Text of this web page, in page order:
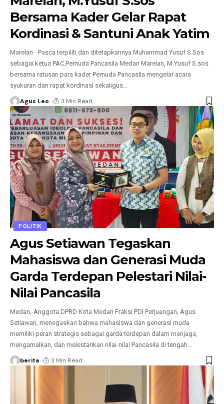
Bersama Kader Gelar Rapat
Kordinasi & Santuni Anak Yatim
Marelan - Pasca terpilih dan ditetapkannya Muhammad Yusuf S.Sos
sebagai ketua PAC.Pemuda Pancasila Medan Marelan, M.Yusuf S.sos
bersama ratusan para kader Pemuda Pancasila mengelar acara
syukuran dan rapat kordinasi sekaligus
Agus Leo 3 Min Read
POLITIK
Agus Setiawan Tegaskan
Mahasiswa dan Generasi Muda
Garda Terdepan Pelestari Nilai-
Nilai Pancasila
Medan,-Anggota DPRD Kota Medan Fraksi PDI Perjuangan, Agus
Setiawan, menegaskan bahwa mahasiswa dan generasi muda
memiliki peran strategis sebagai garda terdepan dalam menjaga,
mengamalkan, dan melestarikan nilai-nilai Pancasila di tengah…
berita 3 Min Read